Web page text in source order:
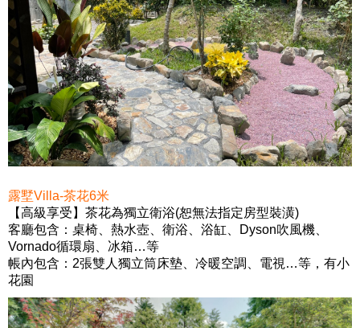
露墅Villa-茶花6米
【高級享受】茶花為獨立衛浴(恕無法指定房型裝潢)
客廳包含：桌椅、熱水壺、衛浴、浴缸、Dyson吹風機、
Vornado循環扇、冰箱…等
帳內包含：2張雙人獨立筒床墊、冷暖空調、電視…等，有小
花園